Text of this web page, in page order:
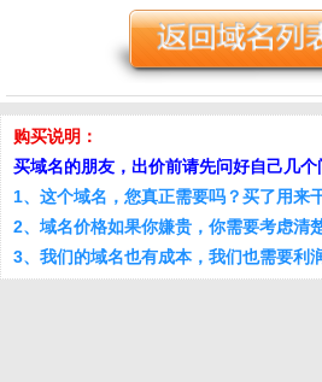
购买说明：
买域名的朋友，出价前请先问好自己几个
1、这个域名，您真正需要吗？买了用来
2、域名价格如果你嫌贵，你需要考虑清
3、我们的域名也有成本，我们也需要利